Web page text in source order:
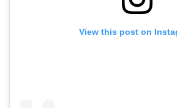
View this post on